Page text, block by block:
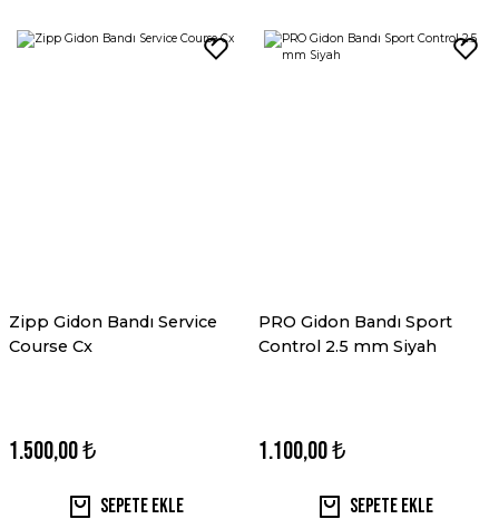
Zipp Gidon Bandı Service
Course Cx
1.500,00 ₺
Sepete Ekle
PRO Gidon Bandı Sport
Control 2.5 mm Siyah
1.100,00 ₺
Sepete Ekle